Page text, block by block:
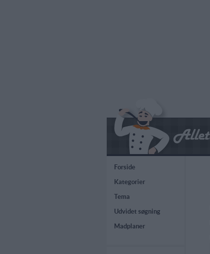
Forside
Kategorier
Tema
Udvidet søgning
Madplaner